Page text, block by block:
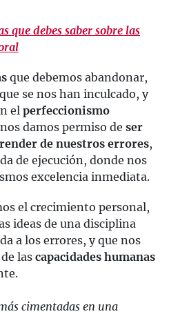
que debes saber sobre las
que debemos abandonar,
se nos han inculcado, y
el perfeccionismo
damos permiso de ser
de nuestros errores,
de ejecución, donde nos
excelencia inmediata.
el crecimiento personal,
ideas de una disciplina
a los errores, y que nos
las capacidades humanas
cimentadas en una